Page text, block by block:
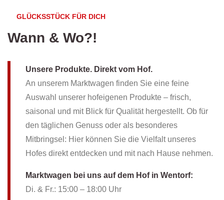
GLÜCKSSTÜCK FÜR DICH
Wann & Wo?!
Unsere Produkte. Direkt vom Hof.
An unserem Marktwagen finden Sie eine feine
Auswahl unserer hofeigenen Produkte – frisch,
saisonal und mit Blick für Qualität hergestellt. Ob für
den täglichen Genuss oder als besonderes
Mitbringsel: Hier können Sie die Vielfalt unseres
Hofes direkt entdecken und mit nach Hause nehmen.
Marktwagen bei uns auf dem Hof in Wentorf:
Di. & Fr.: 15:00 – 18:00 Uhr